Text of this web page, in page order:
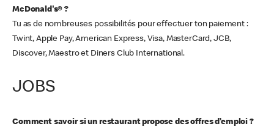
McDonald's® ?
Tu as de nombreuses possibilités pour effectuer ton paiement :
Twint, Apple Pay, American Express, Visa, MasterCard, JCB,
Discover, Maestro et Diners Club International.
JOBS
Comment savoir si un restaurant propose des offres d’emploi ?